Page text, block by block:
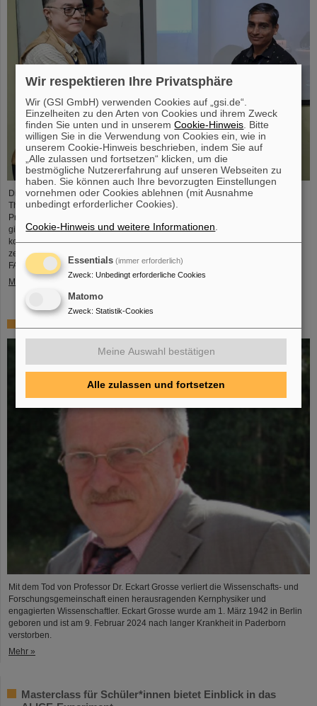
Die CBM-Kollaboration hat zwei Nachwuchsforschende mit dem „CBM Best
Thesis Award“ für herausragende Promotionsarbeiten ausgezeichnet. Die
Preise wurden während des CBM-Kollaborationsmeetings verliehen und
gingen an Dr. Vikas Singhal und Dr. Marcel Bajdel. Das CBM-Experiment für
komprimierte Kernmaterie (Compressed Baryonic Matter) ist eine der
zentralen Forschungssäulen des internationalen Beschleunigerzentrums
FAIR, das derzeit bei GSI entsteht.
Mehr »
Mit dem Tod von Professor Dr. Eckart Grosse verliert die Wissenschafts- und
Forschungsgemeinschaft einen herausragenden Kernphysiker und
engagierten Wissenschaftler. Eckart Grosse wurde am 1. März 1942 in Berlin
geboren und ist am 9. Februar 2024 nach langer Krankheit in Paderborn
verstorben.
Mehr »
Masterclass für Schüler*innen bietet Einblick in das
Wir respektieren Ihre Privatsphäre
Wir (GSI GmbH) verwenden Cookies auf „gsi.de“.
Einzelheiten zu den Arten von Cookies und ihrem Zweck
finden Sie unten und in unseremCookie-Hinweis . Bitte
willigen Sie in die Verwendung von Cookies ein, wie in
unserem Cookie-Hinweis beschrieben, indem Sie auf
„Alle zulassen und fortsetzen“ klicken, um die
bestmögliche Nutzererfahrung auf unseren Webseiten zu
haben. Sie können auch Ihre bevorzugten Einstellungen
vornehmen oder Cookies ablehnen (mit Ausnahme
unbedingt erforderlicher Cookies).
Cookie-Hinweis und weitere Informationen
Essentials (immer erforderlich)
Zweck: Unbedingt erforderliche Cookies
Matomo
Zweck: Statistik-Cookies
Meine Auswahl bestätigen
Alle zulassen und fortsetzen